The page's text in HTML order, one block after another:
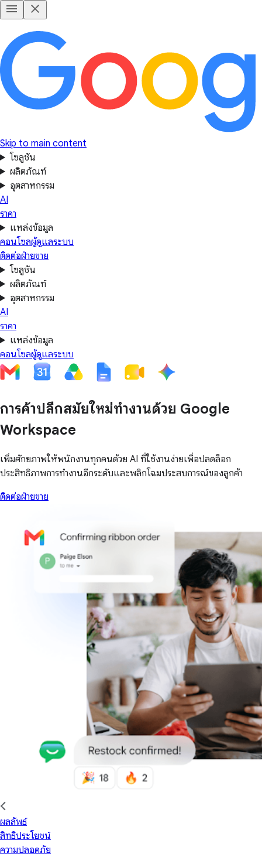
Skip to main content
โซลูชัน
ผลิตภัณฑ์
อุตสาหกรรม
AI
ราคา
แหล่งข้อมูล
คอนโซลผู้ดูแลระบบ
ติดต่อฝ่ายขาย
โซลูชัน
ผลิตภัณฑ์
อุตสาหกรรม
AI
ราคา
แหล่งข้อมูล
คอนโซลผู้ดูแลระบบ
การค้าปลีกสมัยใหม่ทำงานด้วย Google
Workspace
เพิ่มศักยภาพให้พนักงานทุกคนด้วย AI ที่ใช้งานง่ายเพื่อปลดล็อก
ประสิทธิภาพการทำงานอีกระดับและพลิกโฉมประสบการณ์ของลูกค้า
ติดต่อฝ่ายขาย
ผลลัพธ์
สิทธิประโยชน์
ความปลอดภัย